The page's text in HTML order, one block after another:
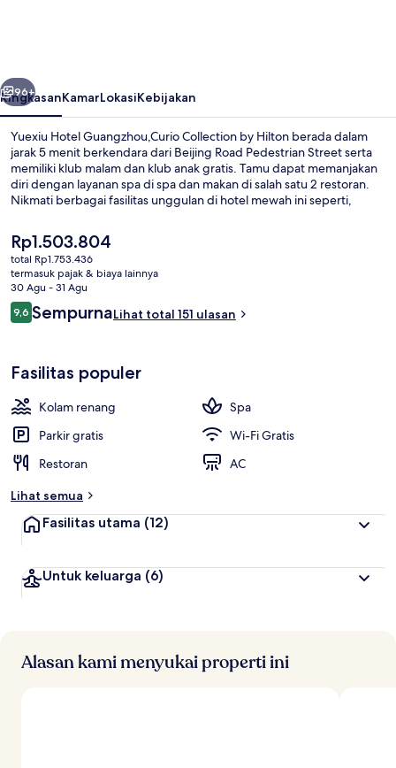
Hilton
Berikutnya
96+
RingkasanKamarLokasiKebijakan
Yuexiu Hotel Guangzhou,Curio Collection by Hilton berada dalam
jarak 5 menit berkendara dari Beijing Road Pedestrian Street serta
memiliki klub malam dan klub anak gratis. Tamu dapat memanjakan
diri dengan layanan spa di spa dan makan di salah satu 2 restoran.
Nikmati berbagai fasilitas unggulan di hotel mewah ini seperti,
dengan transportasi umum: Stasiun Xiaobei berjarak 10 menit dan
Stasiun Peasant Movement Institute berjarak 14 menit.
Harga
saat
ini
Rp1.503.804
Rp1.503.804
total Rp1.753.436
termasuk pajak & biaya lainnya
30 Agu - 31 Agu
Ulasan
9,69,6 dari 10
SempurnaLihat total 151 ulasan
Fasilitas populer
Kolam renang
Spa
Parkir gratis
Wi-Fi Gratis
Restoran
AC
Lihat semua
Fasilitas utama (12)
Untuk keluarga (6)
Alasan kami menyukai properti ini